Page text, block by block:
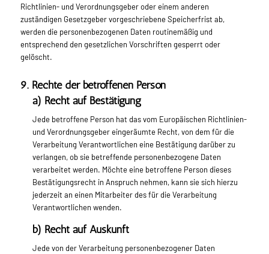
Richtlinien- und Verordnungsgeber oder einem anderen
zuständigen Gesetzgeber vorgeschriebene Speicherfrist ab,
werden die personenbezogenen Daten routinemäßig und
entsprechend den gesetzlichen Vorschriften gesperrt oder
gelöscht.
9. Rechte der betroffenen Person
a) Recht auf Bestätigung
Jede betroffene Person hat das vom Europäischen Richtlinien-
und Verordnungsgeber eingeräumte Recht, von dem für die
Verarbeitung Verantwortlichen eine Bestätigung darüber zu
verlangen, ob sie betreffende personenbezogene Daten
verarbeitet werden. Möchte eine betroffene Person dieses
Bestätigungsrecht in Anspruch nehmen, kann sie sich hierzu
jederzeit an einen Mitarbeiter des für die Verarbeitung
Verantwortlichen wenden.
b) Recht auf Auskunft
Jede von der Verarbeitung personenbezogener Daten